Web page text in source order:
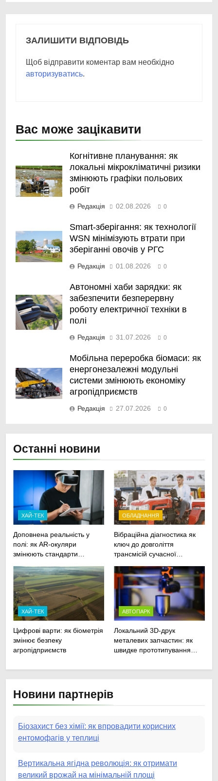
ЗАЛИШИТИ ВІДПОВІДЬ
Щоб відправити коментар вам необхідно
авторизуватись.
Вас може зацікавити
Когнітивне планування: як
локальні мікрокліматичні ризики
змінюють графіки польових
робіт
Редакція 02.08.2026 0
Smart-зберігання: як технології
WSN мінімізують втрати при
зберіганні овочів у РГС
Редакція 01.08.2026 0
Автономні хаби зарядки: як
забезпечити безперервну
роботу електричної техніки в
полі
Редакція 31.07.2026 0
Мобільна переробка біомаси: як
енергонезалежні модульні
системи змінюють економіку
агропідприємств
Редакція 27.07.2026 0
Останні новини
ХАЙ-ТЕК
Доповнена реальність у
полі: як AR-окуляри
змінюють стандарти
сільськогосподарської
техніки
ОБЛАДНАННЯ
Вібраційна діагностика як
ключ до довголіття
трансмісій сучасної
ХАЙ-ТЕК
Цифрові варти: як біометрія
змінює безпеку
агропідприємств
АВТОПАРК
Локальний 3D-друк
металевих запчастин: як
швидке прототипування
Новини партнерів
Біозахист без хімії: як впровадити корисних
ентомофагів у теплиці
Вертикальна ягідна революція: як отримати
великий врожай на мінімальній площі